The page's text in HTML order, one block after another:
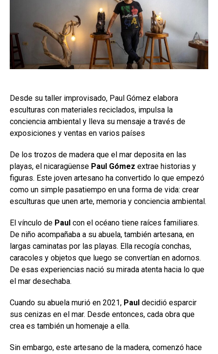
Desde su taller improvisado, Paul Gómez elabora
esculturas con materiales reciclados, impulsa la
conciencia ambiental y lleva su mensaje a través de
exposiciones y ventas en varios países
De los trozos de madera que el mar deposita en las
playas, el nicaragüense Paul Gómez extrae historias y
figuras. Este joven artesano ha convertido lo que empezó
como un simple pasatiempo en una forma de vida: crear
esculturas que unen arte, memoria y conciencia ambiental.
El vínculo de Paul con el océano tiene raíces familiares.
De niño acompañaba a su abuela, también artesana, en
largas caminatas por las playas. Ella recogía conchas,
caracoles y objetos que luego se convertían en adornos.
De esas experiencias nació su mirada atenta hacia lo que
el mar desechaba.
Cuando su abuela murió en 2021, Paul decidió esparcir
sus cenizas en el mar. Desde entonces, cada obra que
crea es también un homenaje a ella.
Sin embargo, este artesano de la madera, comenzó hace